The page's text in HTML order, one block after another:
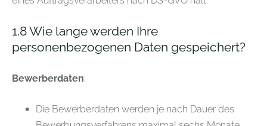
1.8 Wie lange werden Ihre
personenbezogenen Daten gespeichert?
Bewerberdaten:
Die Bewerberdaten werden je nach Dauer des